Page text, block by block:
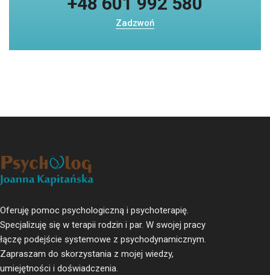
Zadzwoń
Oferuję pomoc psychologiczną i psychoterapię.
Specjalizuję się w terapii rodzin i par. W swojej pracy
łączę podejście systemowe z psychodynamicznym.
Zapraszam do skorzystania z mojej wiedzy,
umiejętności i doświadczenia.